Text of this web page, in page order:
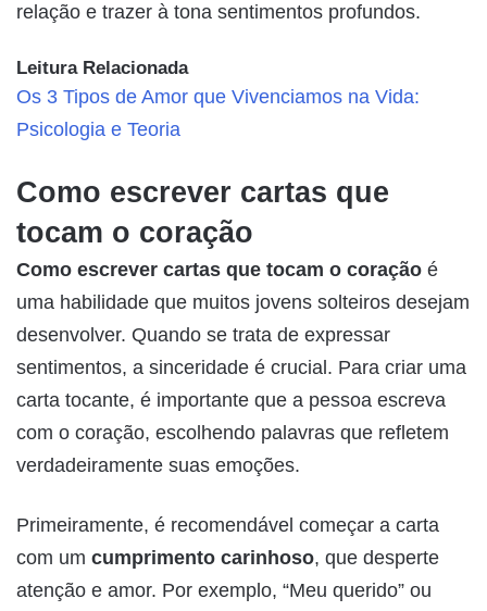
relação e trazer à tona sentimentos profundos.
Leitura Relacionada
Os 3 Tipos de Amor que Vivenciamos na Vida:
Psicologia e Teoria
Como escrever cartas que
tocam o coração
Como escrever cartas que tocam o coração é
uma habilidade que muitos jovens solteiros desejam
desenvolver. Quando se trata de expressar
sentimentos, a sinceridade é crucial. Para criar uma
carta tocante, é importante que a pessoa escreva
com o coração, escolhendo palavras que refletem
verdadeiramente suas emoções.
Primeiramente, é recomendável começar a carta
com um cumprimento carinhoso, que desperte
atenção e amor. Por exemplo, “Meu querido” ou